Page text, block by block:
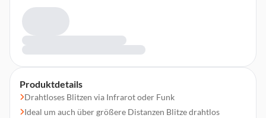
Produktdetails
Drahtloses Blitzen via Infrarot oder Funk
Ideal um auch über größere Distanzen Blitze drahtlos